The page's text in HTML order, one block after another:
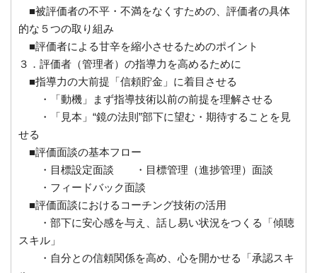
■被評価者の不平・不満をなくすための、評価者の具体
的な５つの取り組み
■評価者による甘辛を縮小させるためのポイント
３．評価者（管理者）の指導力を高めるために
■指導力の大前提「信頼貯金」に着目させる
・「動機」まず指導技術以前の前提を理解させる
・「見本」“鏡の法則”部下に望む・期待することを見
せる
■評価面談の基本フロー
・目標設定面談 ・目標管理（進捗管理）面談
・フィードバック面談
■評価面談におけるコーチング技術の活用
・部下に安心感を与え、話し易い状況をつくる「傾聴
スキル」
・自分との信頼関係を高め、心を開かせる「承認スキ